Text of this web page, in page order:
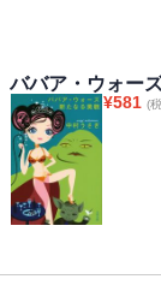
ババア・ウォー
¥581 (